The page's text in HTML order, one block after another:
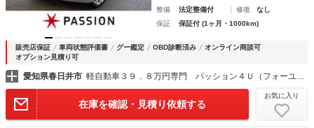
整備
法定整備付 修復
なし
保証
保証付 (1ヶ月・1000km)
販売店保証 車両状態評価書 グー鑑定 OBD診断済み
オンライン商談可
オプション見積り可
愛知県春日井市
在庫を確認・見積り依頼する
お気に入り